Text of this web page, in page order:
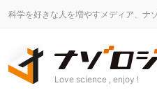
科学を好きな人を増やすメディア、ナ
Love science , enjoy !